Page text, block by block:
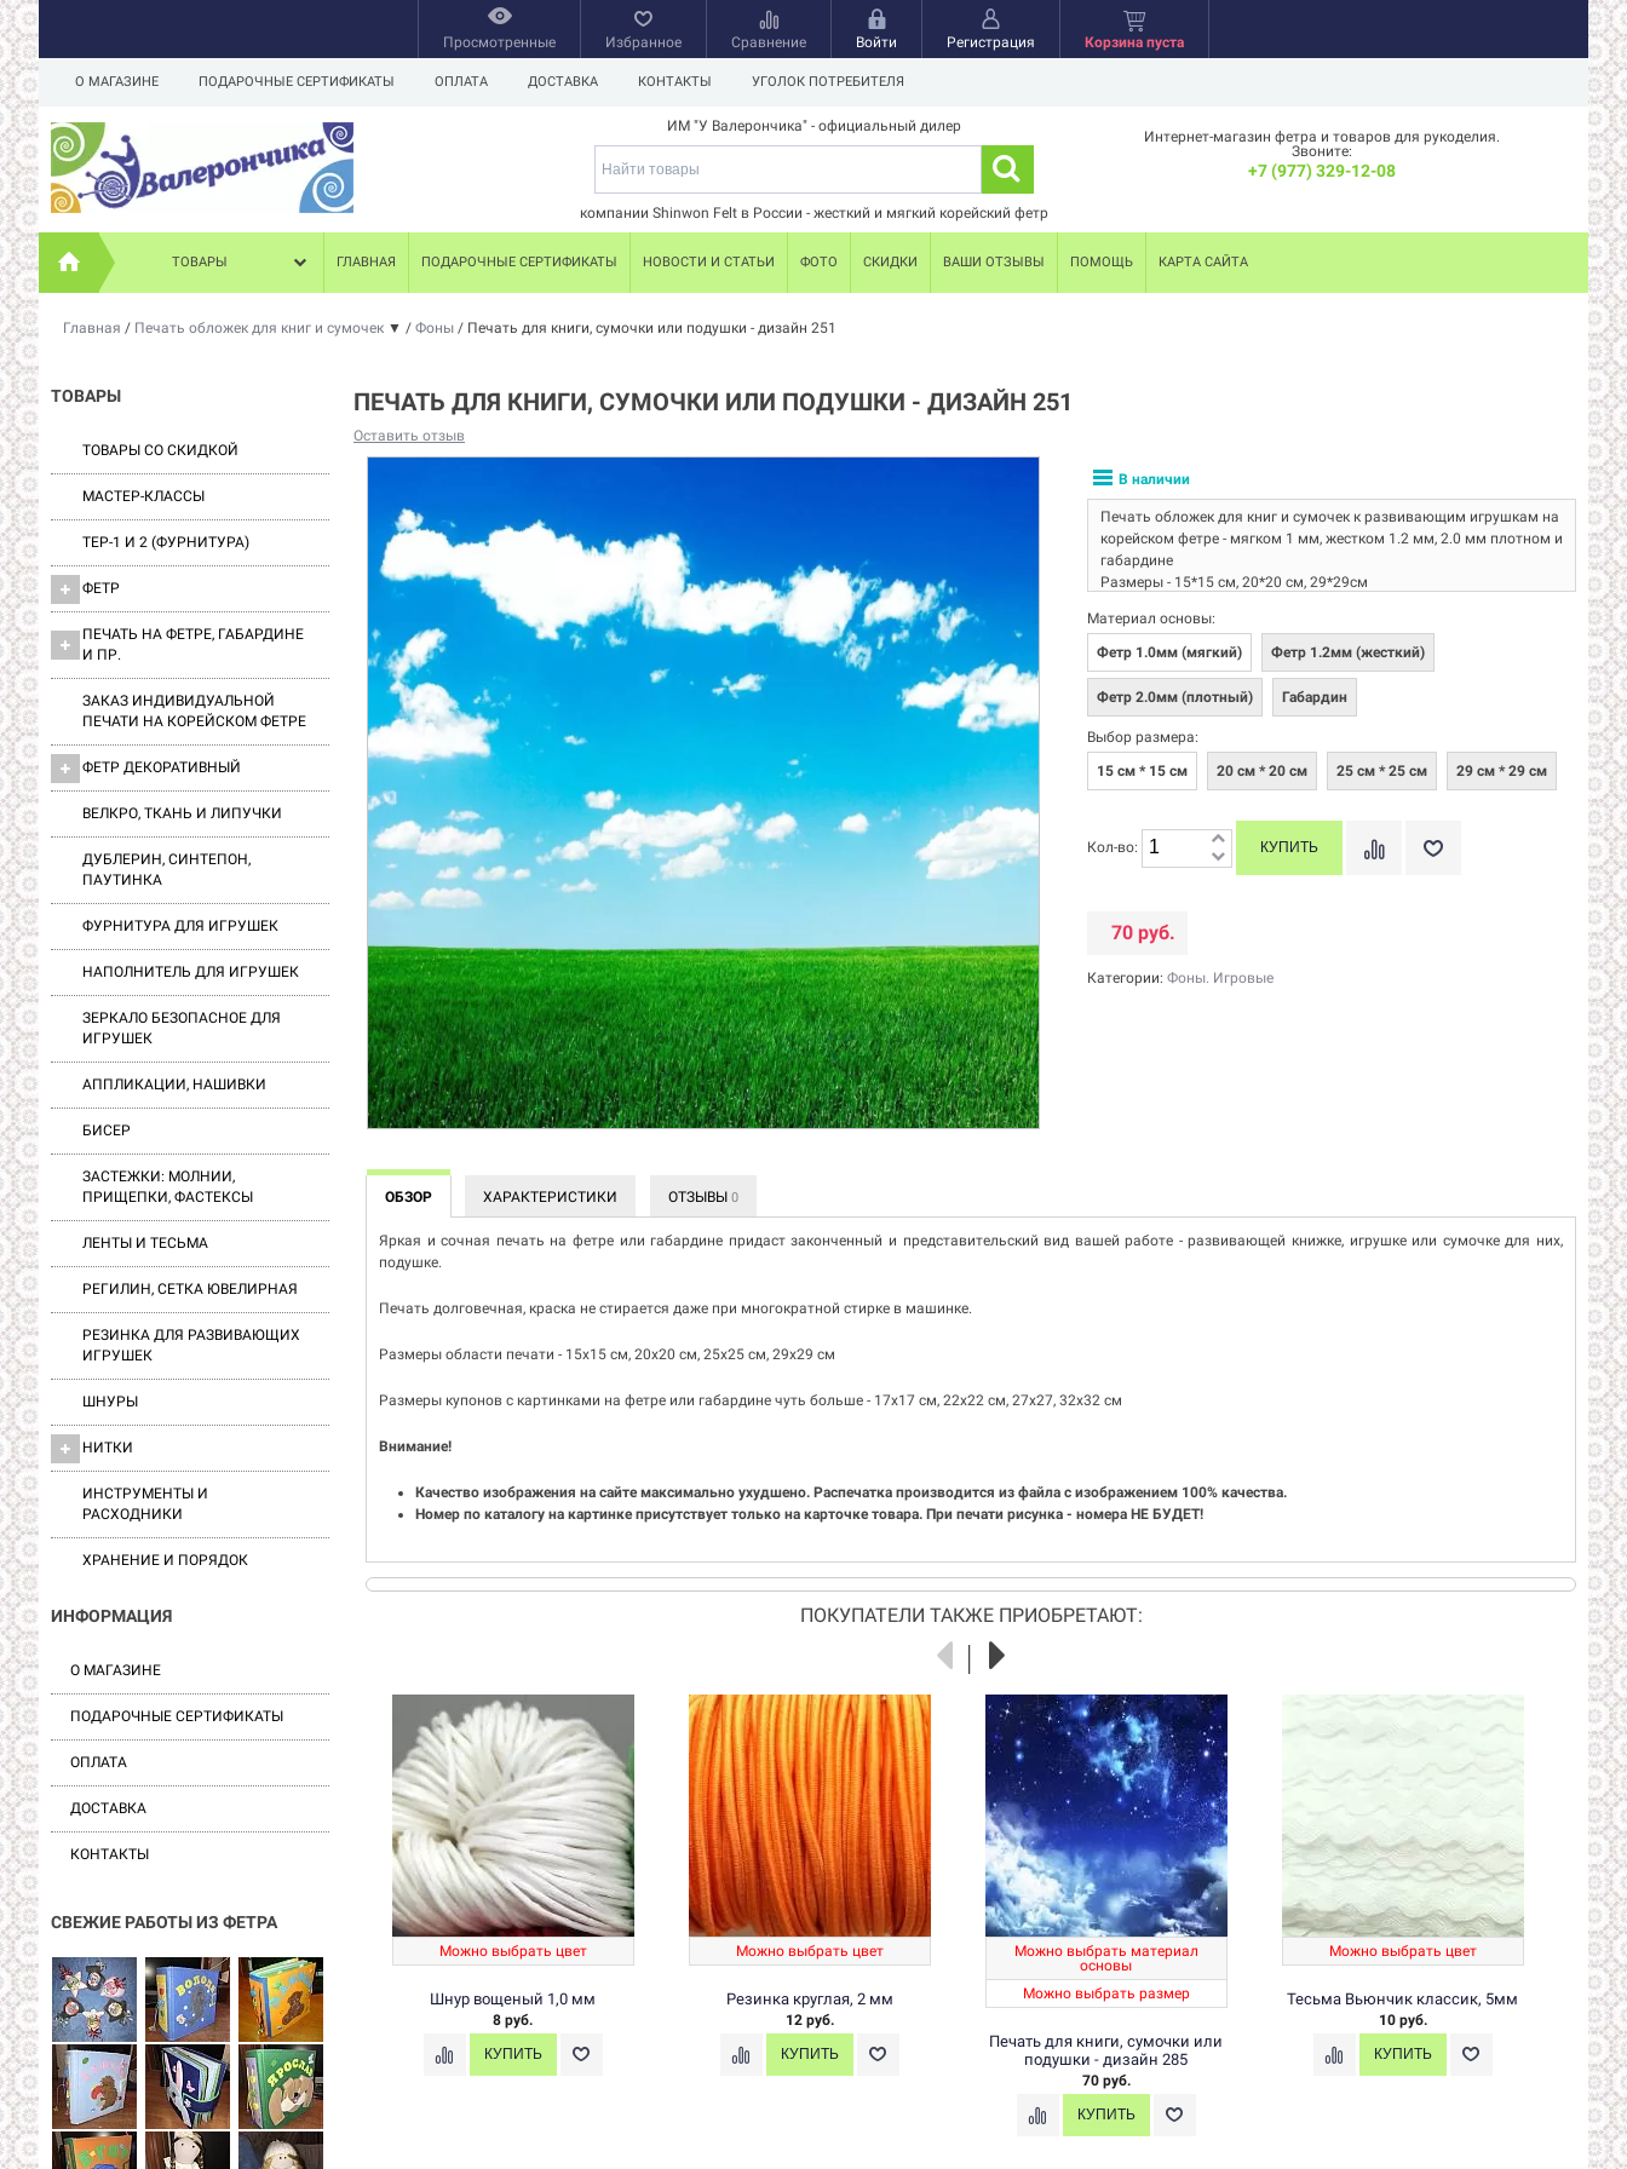
Просмотренные Избранное Сравнение Войти Регистрация Корзина пуста
О МАГАЗИНЕ ПОДАРОЧНЫЕ СЕРТИФИКАТЫ ОПЛАТА ДОСТАВКА КОНТАКТЫ УГОЛОК ПОТРЕБИТЕЛЯ
ИМ "У Валерончика" - официальный дилер
компании Shinwon Felt в России - жесткий и мягкий корейский фетр
Интернет-магазин фетра и товаров для рукоделия.
Звоните:
+7 (977) 329-12-08
ТОВАРЫ ГЛАВНАЯ ПОДАРОЧНЫЕ СЕРТИФИКАТЫ НОВОСТИ И СТАТЬИ ФОТО СКИДКИ ВАШИ ОТЗЫВЫ ПОМОЩЬ КАРТА САЙТА
Главная / Печать обложек для книг и сумочек ▼ / Фоны / Печать для книги, сумочки или подушки - дизайн 251
ТОВАРЫ
ТОВАРЫ СО СКИДКОЙ
МАСТЕР-КЛАССЫ
ТЕР-1 И 2 (ФУРНИТУРА)
ФЕТР
ПЕЧАТЬ НА ФЕТРЕ, ГАБАРДИНЕ
И ПР.
ЗАКАЗ ИНДИВИДУАЛЬНОЙ
ПЕЧАТИ НА КОРЕЙСКОМ ФЕТРЕ
ФЕТР ДЕКОРАТИВНЫЙ
ВЕЛКРО, ТКАНЬ И ЛИПУЧКИ
ДУБЛЕРИН, СИНТЕПОН,
ПАУТИНКА
ФУРНИТУРА ДЛЯ ИГРУШЕК
НАПОЛНИТЕЛЬ ДЛЯ ИГРУШЕК
ЗЕРКАЛО БЕЗОПАСНОЕ ДЛЯ
ИГРУШЕК
АППЛИКАЦИИ, НАШИВКИ
БИСЕР
ЗАСТЕЖКИ: МОЛНИИ,
ПРИЩЕПКИ, ФАСТЕКСЫ
ЛЕНТЫ И ТЕСЬМА
РЕГИЛИН, СЕТКА ЮВЕЛИРНАЯ
РЕЗИНКА ДЛЯ РАЗВИВАЮЩИХ
ИГРУШЕК
ШНУРЫ
НИТКИ
ИНСТРУМЕНТЫ И
РАСХОДНИКИ
ХРАНЕНИЕ И ПОРЯДОК
ИНФОРМАЦИЯ
О МАГАЗИНЕ
ПОДАРОЧНЫЕ СЕРТИФИКАТЫ
ОПЛАТА
ДОСТАВКА
КОНТАКТЫ
СВЕЖИЕ РАБОТЫ ИЗ ФЕТРА
ПЕЧАТЬ ДЛЯ КНИГИ, СУМОЧКИ ИЛИ ПОДУШКИ - ДИЗАЙН 251
Оставить отзыв
В наличии
Печать обложек для книг и сумочек к развивающим игрушкам на
корейском фетре - мягком 1 мм, жестком 1.2 мм, 2.0 мм плотном и
габардине
Размеры - 15*15 см, 20*20 см, 29*29см
Материал основы:
Фетр 1.0мм (мягкий)
Фетр 1.2мм (жесткий)
Фетр 2.0мм (плотный) Габардин
Выбор размера:
15 см * 15 см
20 см * 20 см 25 см * 25 см 29 см * 29 см
Кол-во:
70 руб.
Категории: Фоны. Игровые
ОБЗОР ХАРАКТЕРИСТИКИ ОТЗЫВЫ 0
Яркая и сочная печать на фетре или габардине придаст законченный и представительский вид вашей работе - развивающей книжке, игрушке или сумочке для них,
подушке.
Печать долговечная, краска не стирается даже при многократной стирке в машинке.
Размеры области печати - 15х15 см, 20х20 см, 25х25 см, 29х29 см
Размеры купонов с картинками на фетре или габардине чуть больше - 17х17 см, 22х22 см, 27х27, 32х32 см
Внимание!
Качество изображения на сайте максимально ухудшено. Распечатка производится из файла с изображением 100% качества.
Номер по каталогу на картинке присутствует только на карточке товара. При печати рисунка - номера НЕ БУДЕТ!
ПОКУПАТЕЛИ ТАКЖЕ ПРИОБРЕТАЮТ:
Можно выбрать цвет
Шнур вощеный 1,0 мм
8 руб.
Можно выбрать цвет
Резинка круглая, 2 мм
12 руб.
Можно выбрать материал
основы
Можно выбрать размер
Печать для книги, сумочки или
подушки - дизайн 285
70 руб.
Можно выбрать цвет
Тесьма Вьюнчик классик, 5мм
10 руб.